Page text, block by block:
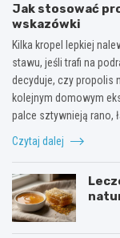
Jak stosować
wskazówki
Kilka kropel lepkiej
stawu, jeśli trafi na
decyduje, czy propolis
kolejnym domowym
palce sztywnieją rano,
Czytaj dalej